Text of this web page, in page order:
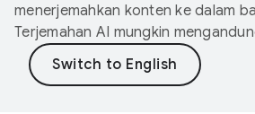
menerjemahkan konten ke dalam
Terjemahan AI mungkin